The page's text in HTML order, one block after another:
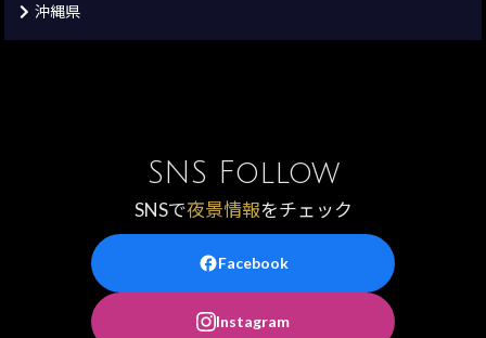
沖縄県
SNS Follow
SNSで夜景情報をチェック
Facebook
Instagram